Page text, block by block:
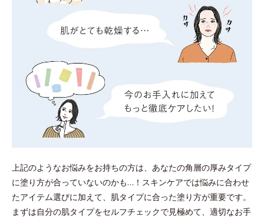
上記のようなお悩みをお持ちの方は、あなたの角層の厚みタイプ
に塗り方が合っていないのかも…！スキンケアでは悩みに合わせ
たアイテム選びに加えて、肌タイプに合った塗り方が重要です。
まずは自分の肌タイプをセルフチェックで見極めて、適切なお手